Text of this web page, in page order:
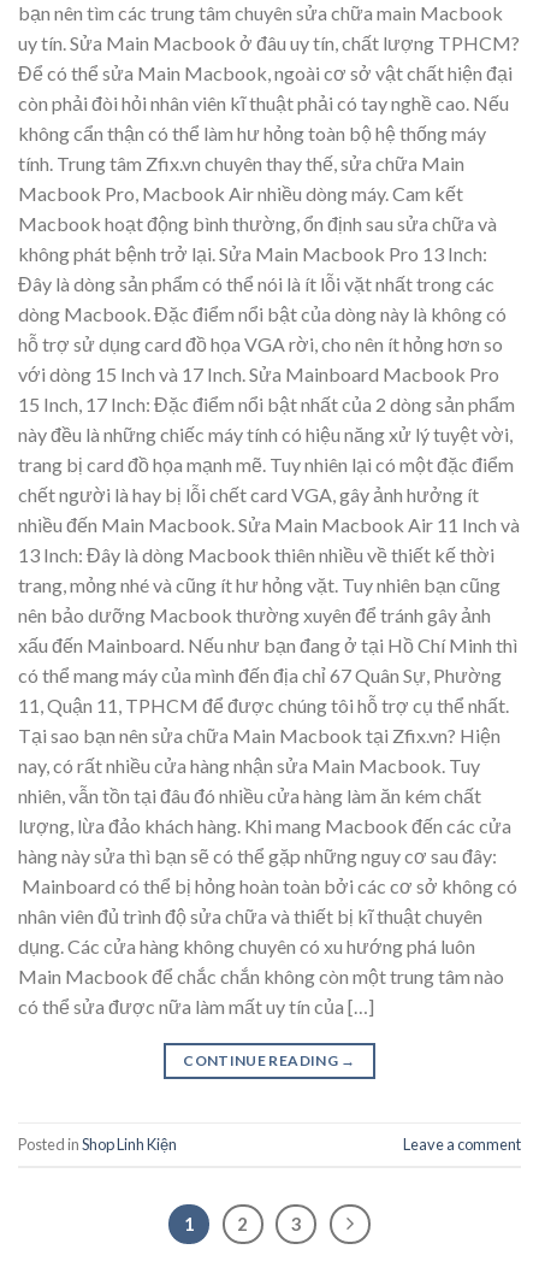
bạn nên tìm các trung tâm chuyên sửa chữa main Macbook
uy tín. Sửa Main Macbook ở đâu uy tín, chất lượng TPHCM?
Để có thể sửa Main Macbook, ngoài cơ sở vật chất hiện đại
còn phải đòi hỏi nhân viên kĩ thuật phải có tay nghề cao. Nếu
không cẩn thận có thể làm hư hỏng toàn bộ hệ thống máy
tính. Trung tâm Zfix.vn chuyên thay thế, sửa chữa Main
Macbook Pro, Macbook Air nhiều dòng máy. Cam kết
Macbook hoạt động bình thường, ổn định sau sửa chữa và
không phát bệnh trở lại. Sửa Main Macbook Pro 13 Inch:
Đây là dòng sản phẩm có thể nói là ít lỗi vặt nhất trong các
dòng Macbook. Đặc điểm nổi bật của dòng này là không có
hỗ trợ sử dụng card đồ họa VGA rời, cho nên ít hỏng hơn so
với dòng 15 Inch và 17 Inch. Sửa Mainboard Macbook Pro
15 Inch, 17 Inch: Đặc điểm nổi bật nhất của 2 dòng sản phẩm
này đều là những chiếc máy tính có hiệu năng xử lý tuyệt vời,
trang bị card đồ họa mạnh mẽ. Tuy nhiên lại có một đặc điểm
chết người là hay bị lỗi chết card VGA, gây ảnh hưởng ít
nhiều đến Main Macbook. Sửa Main Macbook Air 11 Inch và
13 Inch: Đây là dòng Macbook thiên nhiều về thiết kế thời
trang, mỏng nhé và cũng ít hư hỏng vặt. Tuy nhiên bạn cũng
nên bảo dưỡng Macbook thường xuyên để tránh gây ảnh
xấu đến Mainboard. Nếu như bạn đang ở tại Hồ Chí Minh thì
có thể mang máy của mình đến địa chỉ 67 Quân Sự, Phường
11, Quận 11, TPHCM để được chúng tôi hỗ trợ cụ thể nhất.
Tại sao bạn nên sửa chữa Main Macbook tại Zfix.vn? Hiện
nay, có rất nhiều cửa hàng nhận sửa Main Macbook. Tuy
nhiên, vẫn tồn tại đâu đó nhiều cửa hàng làm ăn kém chất
lượng, lừa đảo khách hàng. Khi mang Macbook đến các cửa
hàng này sửa thì bạn sẽ có thể gặp những nguy cơ sau đây:
Mainboard có thể bị hỏng hoàn toàn bởi các cơ sở không có
nhân viên đủ trình độ sửa chữa và thiết bị kĩ thuật chuyên
dụng. Các cửa hàng không chuyên có xu hướng phá luôn
Main Macbook để chắc chắn không còn một trung tâm nào
có thể sửa được nữa làm mất uy tín của […]
CONTINUE READING →
Posted inShop Linh Kiện Leave a comment
1 2 3